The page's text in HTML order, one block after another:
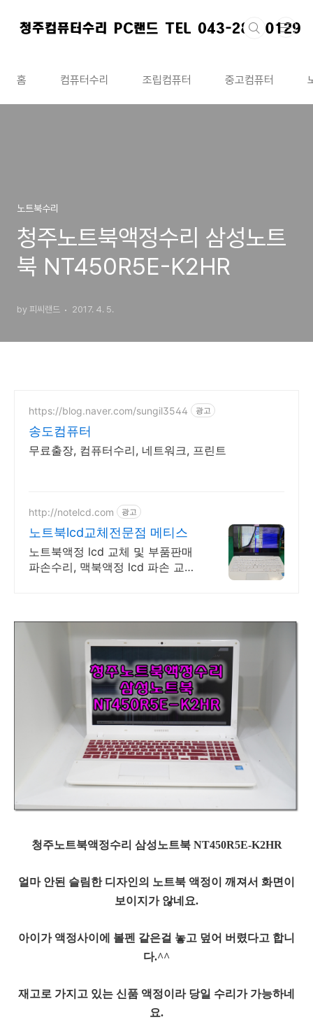
홈 컴퓨터수리 조립컴퓨터 중고컴퓨터
노트북수리
청주노트북액정수리 삼성노트
북 NT450R5E-K2HR
by 피씨랜드 2017. 4. 5.
https://blog.naver.com/sungil3544 광고
송도컴퓨터
무료출장, 컴퓨터수리, 네트워크, 프린트
http://notelcd.com 광고
노트북lcd교체전문점 메티스
노트북액정 lcd 교체 및 부품판매
파손수리, 맥북액정 lcd 파손 교체
청주노트북액정수리 삼성노트북 NT450R5E-K2HR
얼마 안된 슬림한 디자인의 노트북 액정이 깨져서 화면이
보이지가 않네요.
아이가 액정사이에 볼펜 같은걸 놓고 덮어 버렸다고 합니
다.^^
재고로 가지고 있는 신품 액정이라 당일 수리가 가능하네
요.